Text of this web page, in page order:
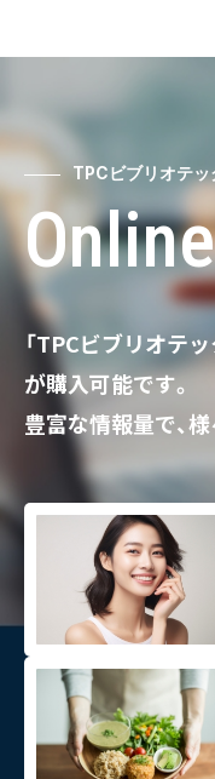
TPCビブリオテッ
「TPCビブリオテ
が購入可能です。
豊富な情報量で、